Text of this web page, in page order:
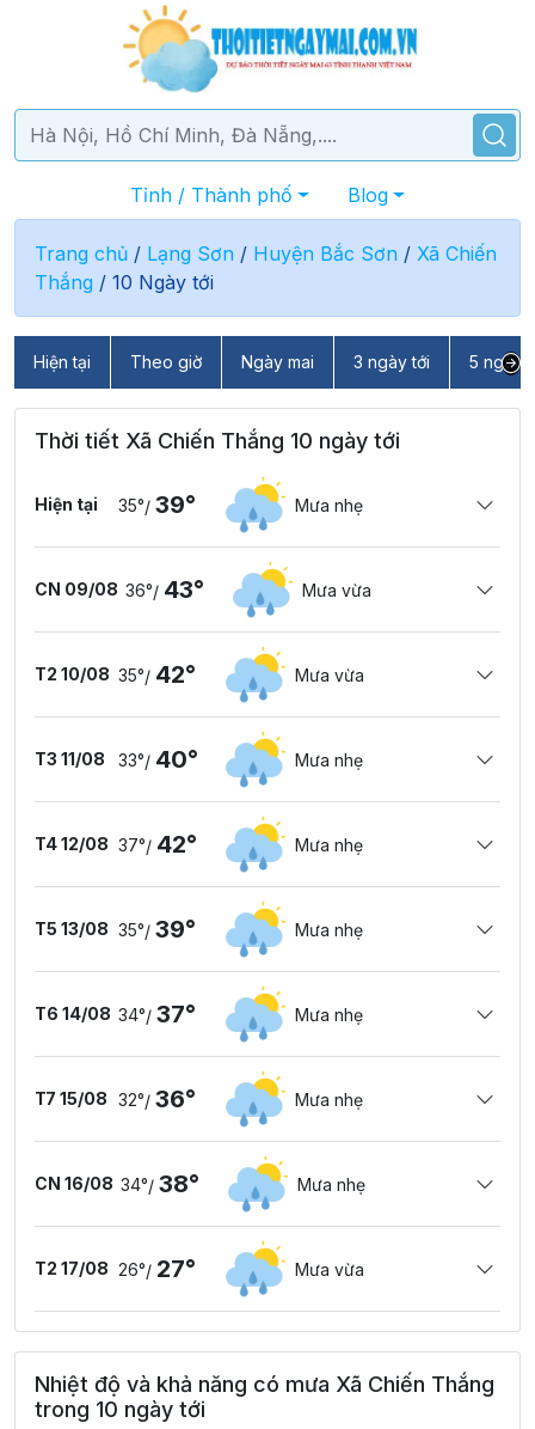
Tỉnh / Thành phố Blog
Trang chủ / Lạng Sơn / Huyện Bắc Sơn / Xã Chiến
Thắng / 10 Ngày tới
Hiện tại Theo giờ Ngày mai 3 ngày tới 5 ngày
Thời tiết Xã Chiến Thắng 10 ngày tới
Hiện tại 35°/ 39° Mưa nhẹ
CN 09/08 36°/ 43° Mưa vừa
T2 10/08 35°/ 42° Mưa vừa
T3 11/08 33°/ 40° Mưa nhẹ
T4 12/08 37°/ 42° Mưa nhẹ
T5 13/08 35°/ 39° Mưa nhẹ
T6 14/08 34°/ 37° Mưa nhẹ
T7 15/08 32°/ 36° Mưa nhẹ
CN 16/08 34°/ 38° Mưa nhẹ
T2 17/08 26°/ 27° Mưa vừa
Nhiệt độ và khả năng có mưa Xã Chiến Thắng
trong 10 ngày tới